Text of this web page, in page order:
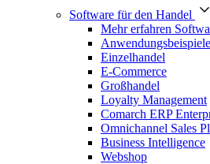
Software für den Handel
Mehr erfahren
Einzelhandel
E-Commerce
Großhandel
Loyalty Management
Comarch ERP
Omnichannel Sales
Business Intelligence
Webshop